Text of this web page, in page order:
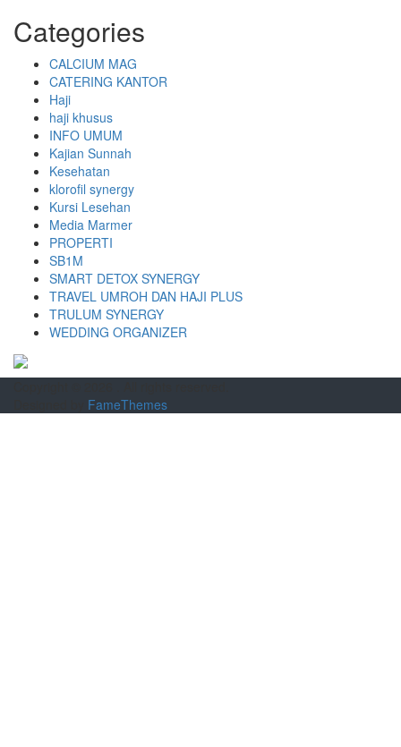
Categories
CALCIUM MAG
CATERING KANTOR
Haji
haji khusus
INFO UMUM
Kajian Sunnah
Kesehatan
klorofil synergy
Kursi Lesehan
Media Marmer
PROPERTI
SB1M
SMART DETOX SYNERGY
TRAVEL UMROH DAN HAJI PLUS
TRULUM SYNERGY
WEDDING ORGANIZER
FameThemes